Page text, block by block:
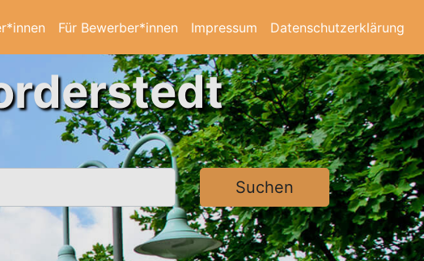
Für Bewerber*innen Impressum Datenschutzerklärung
Suchen